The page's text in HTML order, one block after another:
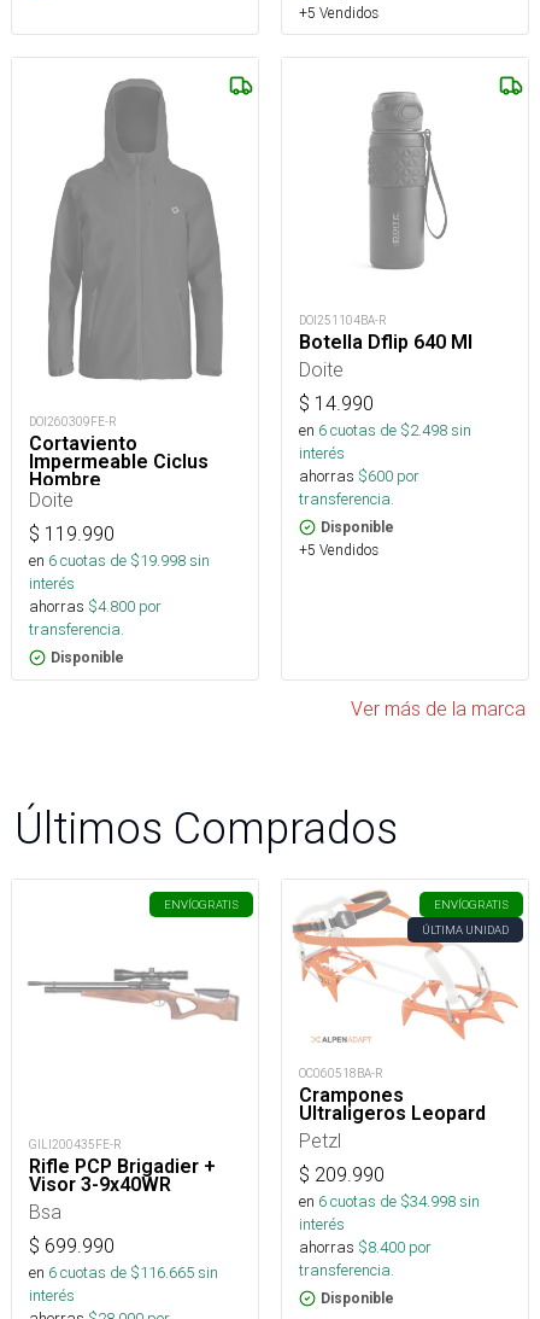
+5 Vendidos
DOI260309FE-R
Cortaviento
Impermeable Ciclus
Hombre
Doite
$ 119.990
en 6cuotas de $19.998sin
interés
ahorras $4.800 por
transferencia.
Disponible
DOI251104BA-R
Botella Dflip 640 Ml
Doite
$ 14.990
en 6cuotas de $2.498sin
interés
ahorras $600 por
transferencia.
Disponible
+5 Vendidos
Ver más de la marca
Últimos Comprados
ENVÍOGRATIS
GILI200435FE-R
Rifle PCP Brigadier +
Visor 3-9x40WR
Bsa
$ 699.990
en 6cuotas de $116.665sin
interés
ENVÍOGRATIS
ÚLTIMA UNIDAD
OC060518BA-R
Crampones
Ultraligeros Leopard
Petzl
$ 209.990
en 6cuotas de $34.998sin
interés
ahorras $8.400 por
transferencia.
Disponible